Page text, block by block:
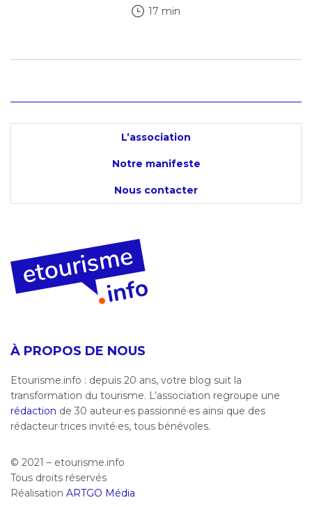
17 min
L’association
Notre manifeste
Nous contacter
À PROPOS DE NOUS
Etourisme.info : depuis 20 ans, votre blog suit la
transformation du tourisme. L’association regroupe une
rédaction de 30 auteur·es passionné·es ainsi que des
rédacteur·trices invité·es, tous bénévoles.
© 2021 – etourisme.info
Tous droits réservés
Réalisation ARTGO Média